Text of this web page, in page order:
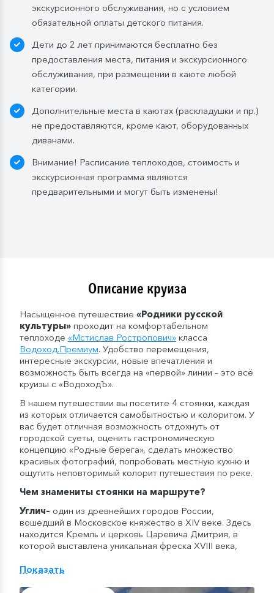
экскурсионного обслуживания, но с условием
обязательной оплаты детского питания.
Дети до 2 лет принимаются бесплатно без
предоставления места, питания и экскурсионного
обслуживания, при размещении в каюте любой
категории.
Дополнительные места в каютах (раскладушки и пр.)
не предоставляются, кроме кают, оборудованных
диванами.
Внимание! Расписание теплоходов, стоимость и
экскурсионная программа являются
предварительными и могут быть изменены!
Описание круиза
Насыщенное путешествие «Родники русской
культуры» проходит на комфортабельном
теплоходе «Мстислав Ростропович» класса
Водоход.Премиум. Удобство перемещения,
интересные экскурсии, новые впечатления и
возможность быть всегда на «первой» линии – это всё
круизы с «ВодоходЪ».
В нашем путешествии вы посетите 4 стоянки, каждая
из которых отличается самобытностью и колоритом. У
вас будет отличная возможность отдохнуть от
городской суеты, оценить гастрономическую
концепцию «Родные берега», сделать множество
красивых фотографий, попробовать местную кухню и
ощутить неповторимый колорит путешествия по реке.
Чем знамениты стоянки на маршруте?
Углич– один из древнейших городов России,
вошедший в Московское княжество в XIV веке. Здесь
находится Кремль и церковь Царевича Дмитрия, в
которой выставлена уникальная фреска XVIII века,
сына. Также интересен Спасо-Преображенский
Показать